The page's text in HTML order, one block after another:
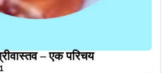
– एक परिचय